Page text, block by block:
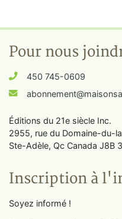
Pour nous
450 745-0609
Éditions du 21e siècle Inc.
2955, rue du Domaine-du-
Ste-Adèle, Qc Canada J8B
Inscription à
Soyez informé !